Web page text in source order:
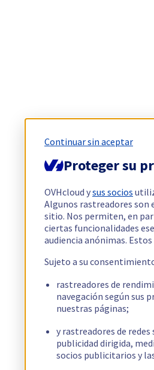
Continuar sin aceptar
Proteger su
OVHcloud ysus socios
Algunos rastreadores
sitio. Nos permiten, en
ciertas funcionalidades
audiencia anónimas.
Sujeto a su
rastreadores de
navegación según sus
nuestras páginas;
y rastreadores de
publicidad dirigida,
socios publicitarios y